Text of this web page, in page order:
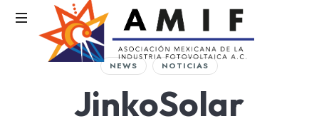
AMIF
NEWS NOTICIAS
JinkoSolar